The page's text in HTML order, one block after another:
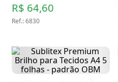
R$ 64,60
Ref.:6830